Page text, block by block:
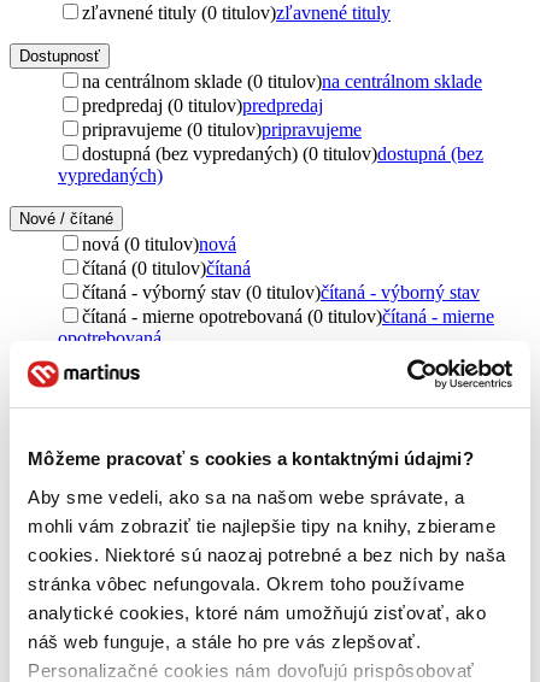
Môžeme pracovať s cookies a kontaktnými údajmi?
Aby sme vedeli, ako sa na našom webe správate, a
mohli vám zobraziť tie najlepšie tipy na knihy, zbierame
cookies. Niektoré sú naozaj potrebné a bez nich by naša
stránka vôbec nefungovala. Okrem toho používame
analytické cookies, ktoré nám umožňujú zisťovať, ako
náš web funguje, a stále ho pre vás zlepšovať.
Personalizačné cookies nám dovoľujú prispôsobovať
zľavnené tituly (0 titulov)zľavnené tituly
Dostupnosť
na centrálnom sklade (0 titulov)na centrálnom sklade
predpredaj (0 titulov)predpredaj
pripravujeme (0 titulov)pripravujeme
dostupná (bez vypredaných) (0 titulov)dostupná (bez
vypredaných)
Nové / čítané
nová (0 titulov)nová
čítaná (0 titulov)čítaná
čítaná - výborný stav (0 titulov)čítaná - výborný stav
čítaná - mierne opotrebovaná (0 titulov)čítaná - mierne
opotrebovaná
čítané verzie vypredaných kníh (0 titulov)
čítané verzie
vypredaných kníh
čeština (1 titul)čeština1
Téma
vytváranie (1 titul) vytváranie 1
Vydavateľstvo
Mgr. Pavel Kotrla (1 titul)Mgr. Pavel Kotrla1
Väzba
pevná väzba (1 titul) pevná väzba